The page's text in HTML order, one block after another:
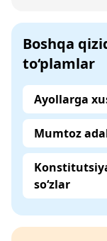
Boshqa
to‘plamlar
Ayollarga
Mumtoz
so‘zlar